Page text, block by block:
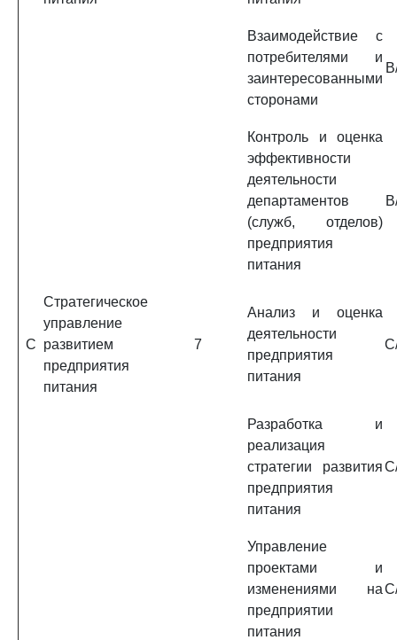
Взаимодействие с
потребителями и
заинтересованными
сторонами
Контроль и оценка
эффективности
деятельности
департаментов
(служб, отделов)
предприятия
питания
C
Стратегическое
управление
развитием
предприятия
питания
7
Анализ и оценка
деятельности
предприятия
питания
Разработка и
реализация
стратегии развития
предприятия
питания
Управление
проектами и
изменениями на
предприятии
питания